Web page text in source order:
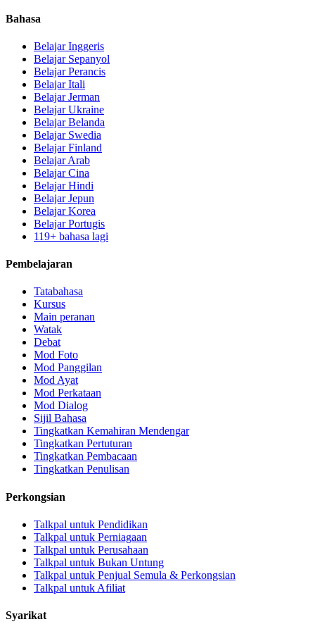
Bahasa
Belajar Inggeris
Belajar Sepanyol
Belajar Perancis
Belajar Itali
Belajar Jerman
Belajar Ukraine
Belajar Belanda
Belajar Swedia
Belajar Finland
Belajar Arab
Belajar Cina
Belajar Hindi
Belajar Jepun
Belajar Korea
Belajar Portugis
119+ bahasa lagi
Pembelajaran
Tatabahasa
Kursus
Main peranan
Watak
Debat
Mod Foto
Mod Panggilan
Mod Ayat
Mod Perkataan
Mod Dialog
Sijil Bahasa
Tingkatkan Kemahiran Mendengar
Tingkatkan Pertuturan
Tingkatkan Pembacaan
Tingkatkan Penulisan
Perkongsian
Talkpal untuk Pendidikan
Talkpal untuk Perniagaan
Talkpal untuk Perusahaan
Talkpal untuk Bukan Untung
Talkpal untuk Penjual Semula & Perkongsian
Talkpal untuk Afiliat
Syarikat